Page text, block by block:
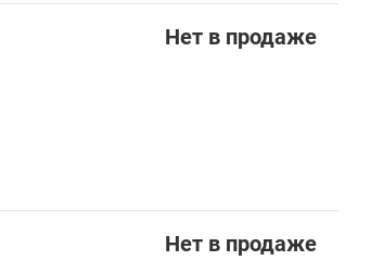
Нет в продаже
Нет в продаже